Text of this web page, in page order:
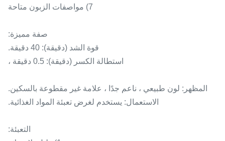
7) مواصفات الزبون متاحة
صفة مميزة:
قوة الشد (دقيقة): 40 دقيقة.
استطالة الكسر (دقيقة): 0.5 دقيقة ،
المظهر: لون طبيعي ، ناعم جدًا ، علامة غير مقطوعة بالسكين.
الاستعمال: يستخدم لغرض تعبئة المواد الغذائية.
التعبئة: